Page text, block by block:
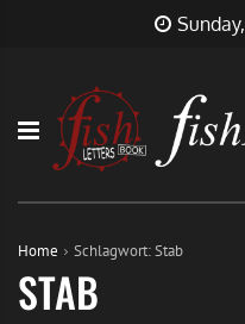
Home Schlagwort:Stab
STAB